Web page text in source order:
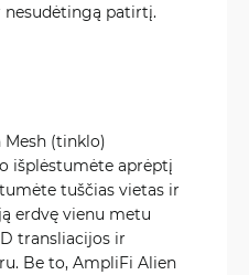
patirtį.
(tinklo)
išplėstumėte aprėptį
tuščias vietas ir
erdvę vienu metu
transliacijos ir
Be to, AmpliFi Alien